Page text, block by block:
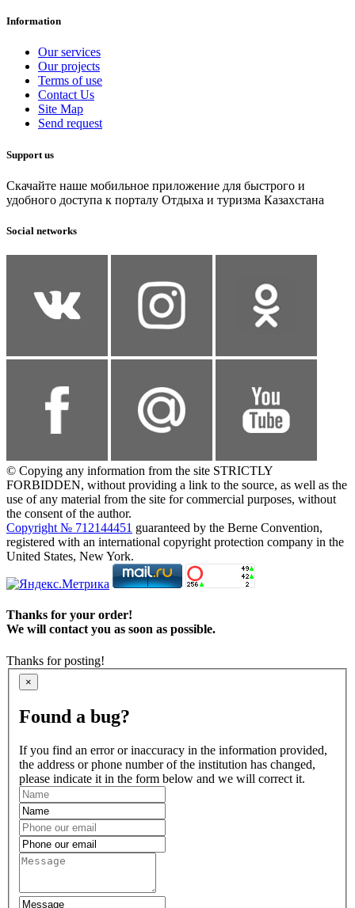
Information
Our services
Our projects
Terms of use
Contact Us
Site Map
Send request
Support us
Скачайте наше мобильное приложение для быстрого и
удобного доступа к порталу Отдыха и туризма Казахстана
Social networks
© Copying any information from the site STRICTLY
FORBIDDEN, without providing a link to the source, as well as the
use of any material from the site for commercial purposes, without
the consent of the author.
Copyright № 712144451 guaranteed by the Berne Convention,
registered with an international copyright protection company in the
United States, New York.
Thanks for your order!
We will contact you as soon as possible.
Thanks for posting!
×
Found a bug?
If you find an error or inaccuracy in the information provided,
the address or phone number of the institution has changed,
please indicate it in the form below and we will correct it.